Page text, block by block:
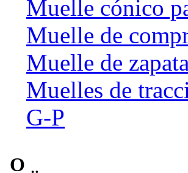
Muelle cónico
Muelle de
Muelle de
Muelles de
G-P
O